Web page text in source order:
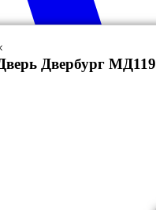
Двербург МД119